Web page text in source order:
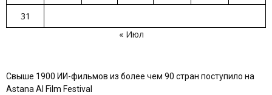
31
« Июл
Свыше 1900 ИИ-фильмов из более чем 90 стран поступило на
Astana AI Film Festival